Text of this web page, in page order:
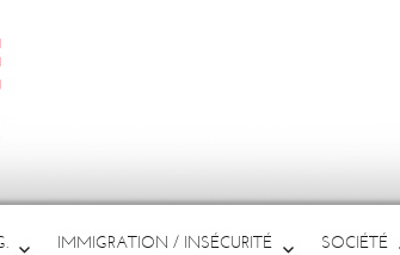
IMMIGRATION / INSÉCURITÉ SOCIÉTÉ